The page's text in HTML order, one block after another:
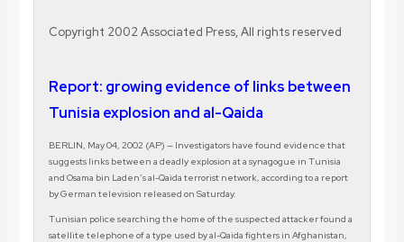
Copyright 2002 Associated Press, All rights reserved
Report: growing evidence of links between
Tunisia explosion and al-Qaida
BERLIN, May 04, 2002 (AP) — Investigators have found evidence that
suggests links between a deadly explosion at a synagogue in Tunisia
and Osama bin Laden’s al-Qaida terrorist network, according to a report
by German television released on Saturday.
Tunisian police searching the home of the suspected attacker found a
satellite telephone of a type used by al-Qaida fighters in Afghanistan,